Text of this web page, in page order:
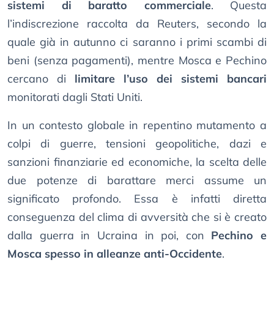
sistemi di baratto commerciale. Questa
l’indiscrezione raccolta da Reuters, secondo la
quale già in autunno ci saranno i primi scambi di
beni (senza pagamenti), mentre Mosca e Pechino
cercano di limitare l’uso dei sistemi bancari
monitorati dagli Stati Uniti.
In un contesto globale in repentino mutamento a
colpi di guerre, tensioni geopolitiche, dazi e
sanzioni finanziarie ed economiche, la scelta delle
due potenze di barattare merci assume un
significato profondo. Essa è infatti diretta
conseguenza del clima di avversità che si è creato
dalla guerra in Ucraina in poi, con Pechino e
Mosca spesso in alleanze anti-Occidente.